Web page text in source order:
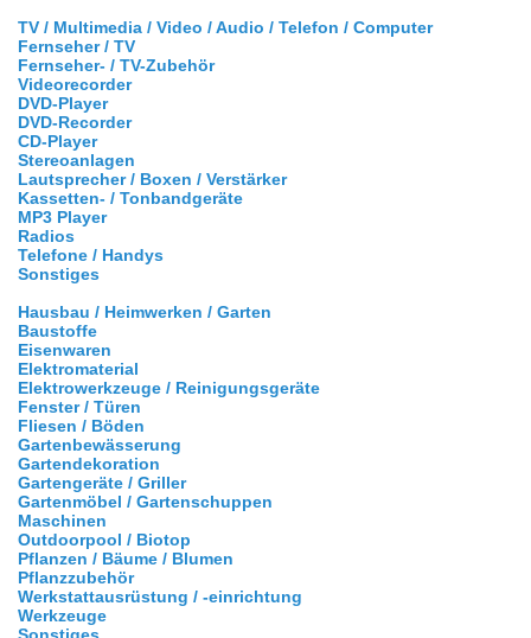
TV / Multimedia / Video / Audio / Telefon / Computer
Fernseher / TV
Fernseher- / TV-Zubehör
Videorecorder
DVD-Player
DVD-Recorder
CD-Player
Stereoanlagen
Lautsprecher / Boxen / Verstärker
Kassetten- / Tonbandgeräte
MP3 Player
Radios
Telefone / Handys
Sonstiges
Hausbau / Heimwerken / Garten
Baustoffe
Eisenwaren
Elektromaterial
Elektrowerkzeuge / Reinigungsgeräte
Fenster / Türen
Fliesen / Böden
Gartenbewässerung
Gartendekoration
Gartengeräte / Griller
Gartenmöbel / Gartenschuppen
Maschinen
Outdoorpool / Biotop
Pflanzen / Bäume / Blumen
Pflanzzubehör
Werkstattausrüstung / -einrichtung
Werkzeuge
Sonstiges